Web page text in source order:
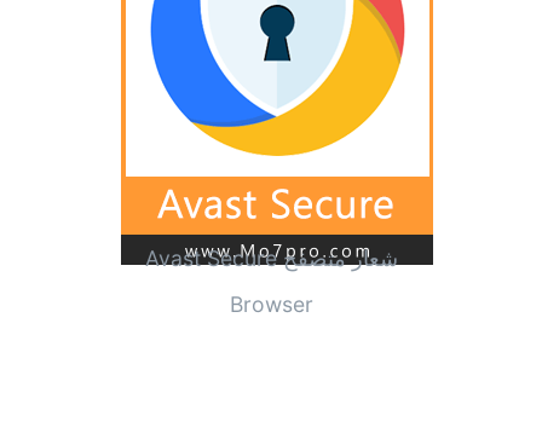
شعار متصفح Avast Secure
Browser